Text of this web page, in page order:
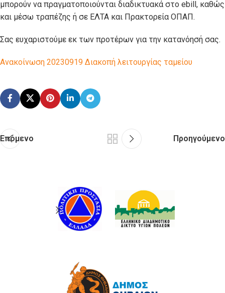
μπορούν να πραγματοποιούνται διαδικτυακά στο ebill, καθώς
και μέσω τραπέζης ή σε ΕΛΤΑ και Πρακτορεία ΟΠΑΠ.
Σας ευχαριστούμε εκ των προτέρων για την κατανόησή σας.
Ανακοίνωση 20230919 Διακοπή λειτουργίας ταμείου
Επόμενο Προηγούμενο